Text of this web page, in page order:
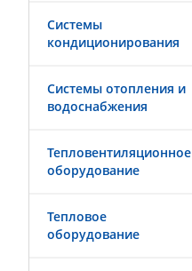
Системы
кондиционирования
Системы отопления и
водоснабжения
Тепловентиляционное
оборудование
Тепловое
оборудование